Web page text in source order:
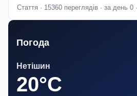
Стаття · 15360 переглядів · за день 0
Погода
Нетішин
20°C